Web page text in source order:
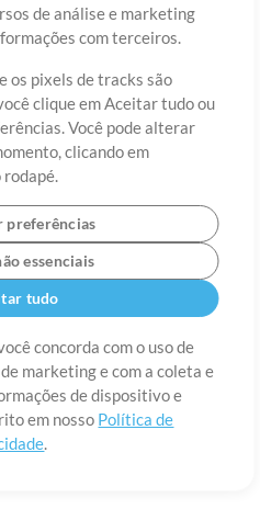
de análise e marketing
com terceiros.
os pixels de tracks são
clique em Aceitar tudo ou
Você pode alterar
clicando em
rodapé.
preferências
essenciais
tudo
concorda com o uso de
marketing e com a coleta e
de dispositivo e
em nosso Política de
.
de Privacidade
Preferências de
Contato
Todos os Direitos Reservados.